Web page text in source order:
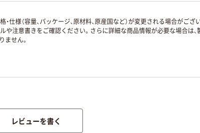
様（容量、パッケージ、原材料、原産国など）が変更される場合がござ
注意書きをご確認ください。さらに詳細な商品情報が必要な場合は、
ません。
レビューを書く